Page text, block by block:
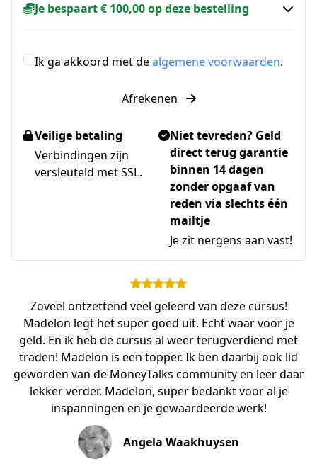
Je bespaart € 100,00 op deze bestelling
Ik ga akkoord met dealgemene voorwaarden.
Afrekenen
Veilige betaling
Verbindingen zijn
versleuteld met SSL.
Niet tevreden? Geld
direct terug garantie
binnen 14 dagen
zonder opgaaf van
reden via slechts één
mailtje
Je zit nergens aan vast!
Zoveel ontzettend veel geleerd van deze cursus!
Madelon legt het super goed uit. Echt waar voor je
geld. En ik heb de cursus al weer terugverdiend met
traden! Madelon is een topper. Ik ben daarbij ook lid
geworden van de MoneyTalks community en leer daar
lekker verder. Madelon, super bedankt voor al je
inspanningen en je gewaardeerde werk!
Angela Waakhuysen